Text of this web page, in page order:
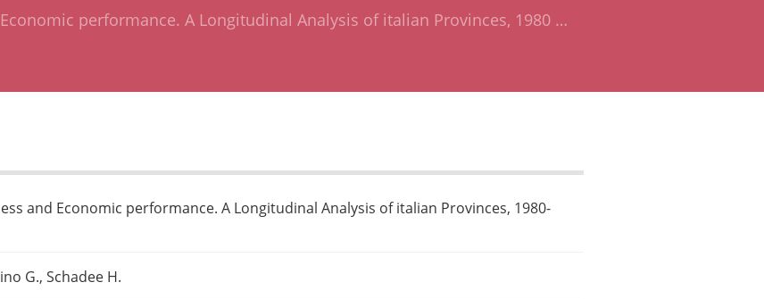
performance. A Longitudinal Analysis of italian Provinces, 1980 …
and Economic performance. A Longitudinal Analysis of italian Provinces, 1980-
G., Schadee H.